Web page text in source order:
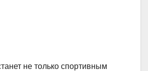
не только спортивным